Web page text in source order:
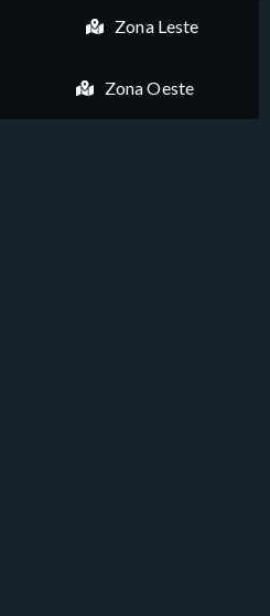
Zona Leste
Zona Oeste